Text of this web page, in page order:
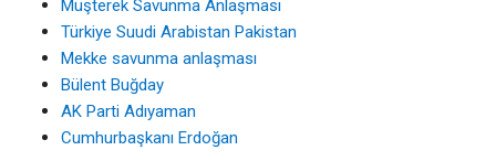
Müşterek Savunma Anlaşması
Türkiye Suudi Arabistan Pakistan
Mekke savunma anlaşması
Bülent Buğday
AK Parti Adıyaman
Cumhurbaşkanı Erdoğan